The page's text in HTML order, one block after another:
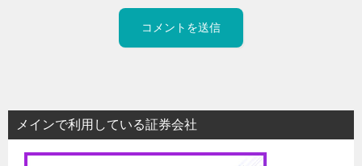
メインで利用している証券会社